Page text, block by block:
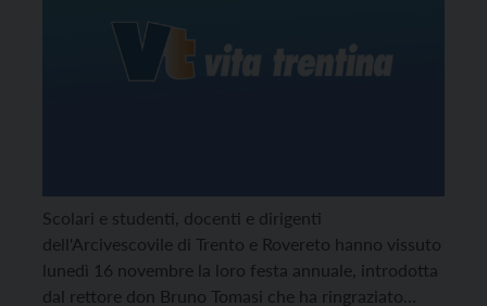
Scolari e studenti, docenti e dirigenti
dell'Arcivescovile di Trento e Rovereto hanno vissuto
lunedì 16 novembre la loro festa annuale, introdotta
dal rettore don Bruno Tomasi che ha ringraziato